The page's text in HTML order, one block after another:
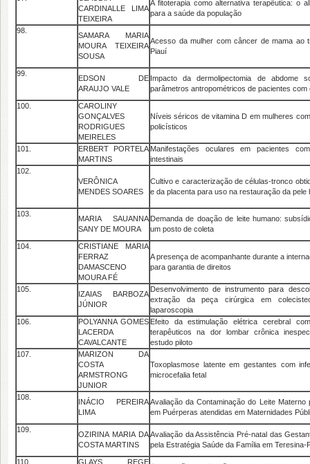
CARDINALLE LIMA
TEIXEIRA
A fitoterapia como alternativa terapêutica: o
para a saúde da população
98.
SAMARA MARIA
MOURA TEIXEIRA
SOUSA
Acesso da mulher com câncer de mama ao
Piauí
99.
EDSON DE
ARAUJO VALE
Impacto da dermolipectomia de abdome
parâmetros antropométricos de pacientes
100.
CAROLINY
GONÇALVES
RODRIGUES
MEIRELES
Níveis séricos de vitamina D em mulheres
policísticos
101.
ERBERT PORTELA
MARTINS
Manifestações oculares em pacientes
intestinais
102.
VERÔNICA
MENDES SOARES
Cultivo e caracterização de células-tronco
e da placenta para uso na restauração da pele
103.
MARIA SAUANNA
SANY DE MOURA
Demanda de doação de leite humano:
um posto de coleta
104.
CRISTIANE MARIA
FERRAZ
DAMASCENO
MOURA FÉ
A presença de acompanhante durante a
para garantia de direitos
105.
IZAIAS BARBOZA
JÚNIOR
Desenvolvimento de instrumento para
extração da peça cirúrgica em
laparoscopia
106.
POLYANNA GOMES
LACERDA
CAVALCANTE
Efeito da estimulação elétrica cerebral
terapêuticos na dor lombar crônica
estudo piloto
107.
MARIZON DA
COSTA
ARMSTRONG
JUNIOR
Toxoplasmose latente em gestantes com
microcefalia fetal
108.
INÁCIO PEREIRA
LIMA
Avaliação da Contaminação do Leite Materno
em Puérperas atendidas em Maternidades
109.
OZIRINA MARIA DA
COSTA MARTINS
Avaliação da Assistência Pré-natal das
pela Estratégia Saúde da Família em Teresina-
110.
GLAYS REGE